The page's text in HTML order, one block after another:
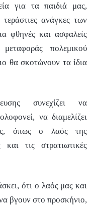
για τα παιδιά μας,
ανάγκες των
φθηνές και ασφαλείς
μεταφοράς πολεμικού
θα σκοτώνουν τα ίδια
συνεχίζει να
να διαμελίζει
όπως ο λαός της
τις στρατιωτικές
ότι ο λαός μας και
βγουν στο προσκήνιο,